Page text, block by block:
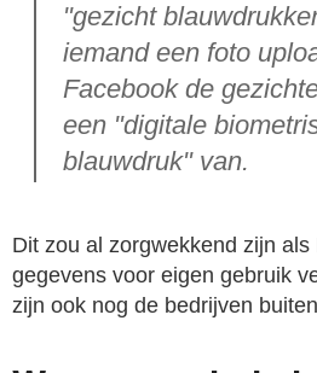
"gezicht
iemand een foto
Facebook de
een "digitale
blauwdruk" van.
Dit zou al zorgwekkend zijn
gegevens voor eigen gebruik
zijn ook nog de bedrijven